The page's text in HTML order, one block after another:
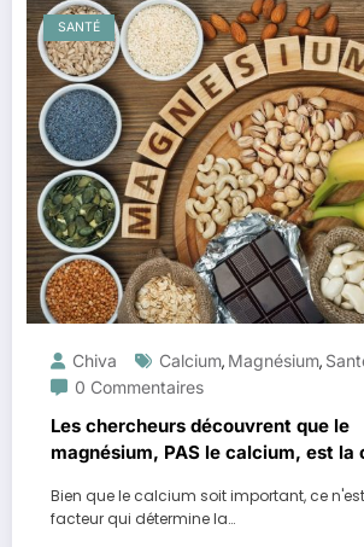
SANTÉ
Chiva Calcium, Magnésium,
0 Commentaires
Les chercheurs découvrent que le
magnésium, PAS le calcium, est la
Bien que le calcium soit important, ce
facteur qui détermine la…